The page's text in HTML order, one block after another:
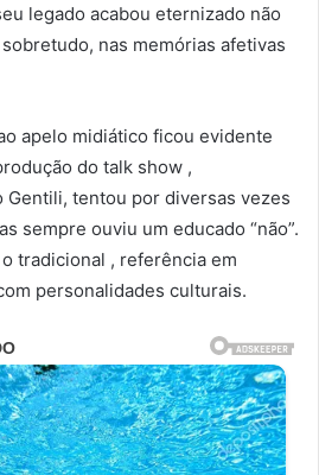
legado acabou eternizado não
nas memórias afetivas
apelo midiático ficou evidente
do talk show ,
Gentili, tentou por diversas vezes
sempre ouviu um educado “não”.
tradicional , referência em
personalidades culturais.